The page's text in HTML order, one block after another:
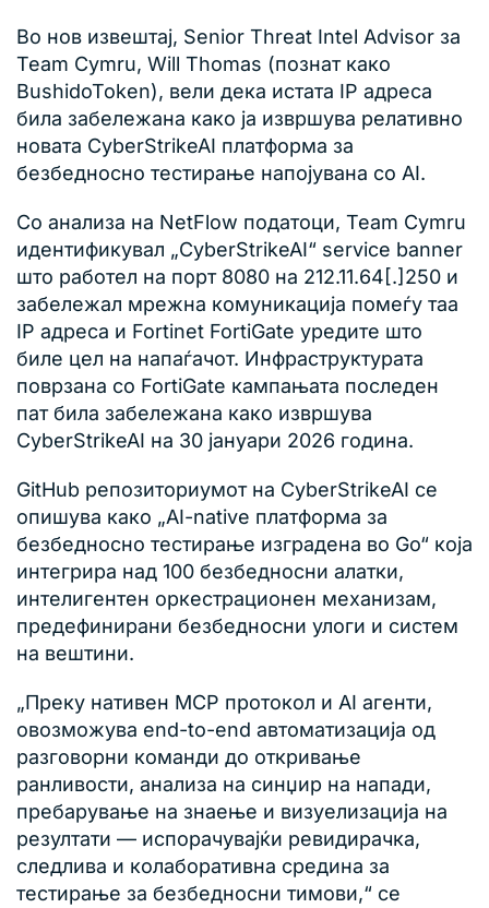
Во нов извештај, Senior Threat Intel Advisor за
Team Cymru, Will Thomas (познат како
BushidoToken), вели дека истата IP адреса
била забележана како ја извршува релативно
новата CyberStrikeAI платформа за
безбедносно тестирање напојувана со AI.
Со анализа на NetFlow податоци, Team Cymru
идентификувал „CyberStrikeAI“ service banner
што работел на порт 8080 на 212.11.64[.]250 и
забележал мрежна комуникација помеѓу таа
IP адреса и Fortinet FortiGate уредите што
биле цел на напаѓачот. Инфраструктурата
поврзана со FortiGate кампањата последен
пат била забележана како извршува
CyberStrikeAI на 30 јануари 2026 година.
GitHub репозиториумот на CyberStrikeAI се
опишува како „AI-native платформа за
безбедносно тестирање изградена во Go“ која
интегрира над 100 безбедносни алатки,
интелигентен оркестрационен механизам,
предефинирани безбедносни улоги и систем
на вештини.
„Преку нативен MCP протокол и AI агенти,
овозможува end-to-end автоматизација од
разговорни команди до откривање
ранливости, анализа на синџир на напади,
пребарување на знаење и визуелизација на
резултати — испорачувајќи ревидирачка,
следлива и колаборативна средина за
тестирање за безбедносни тимови,“ се